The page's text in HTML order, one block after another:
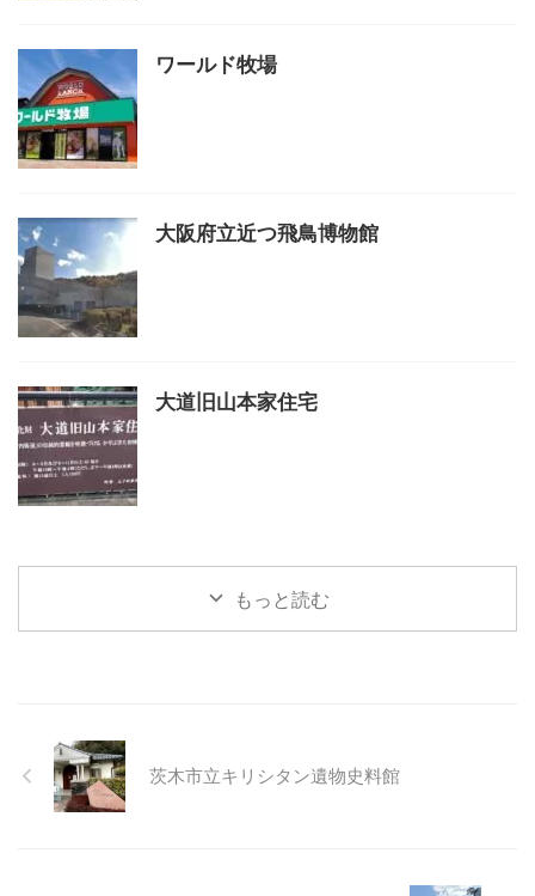
ワールド牧場
大阪府立近つ飛鳥博物館
大道旧山本家住宅
もっと読む
茨木市立キリシタン遺物史料館